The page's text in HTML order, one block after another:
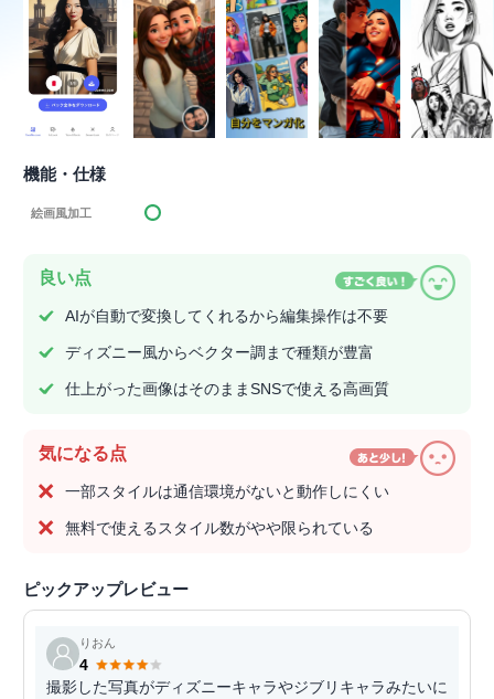
機能・仕様
絵画風加工
良い点
AIが自動で変換してくれるから編集操作は不要
ディズニー風からベクター調まで種類が豊富
仕上がった画像はそのままSNSで使える高画質
気になる点
一部スタイルは通信環境がないと動作しにくい
無料で使えるスタイル数がやや限られている
ピックアップレビュー
りおん
4
撮影した写真がディズニーキャラやジブリキャラみたいに